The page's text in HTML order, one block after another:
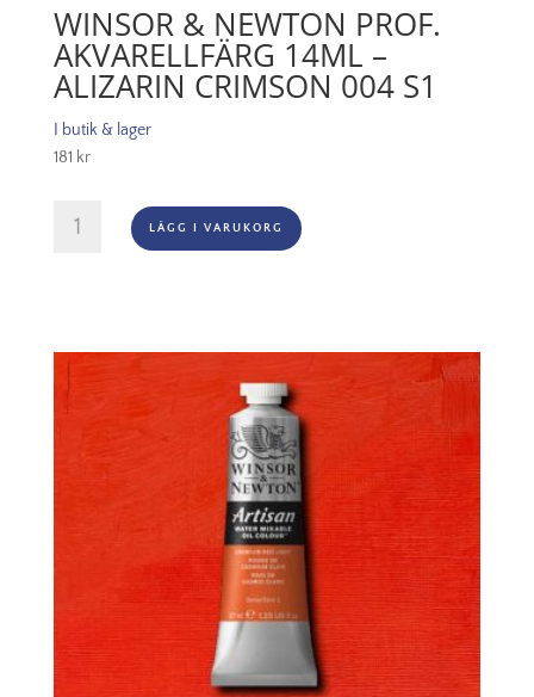
WINSOR & NEWTON PROF.
AKVARELLFÄRG 14ML –
ALIZARIN CRIMSON 004 S1
I butik & lager
181 kr
14ml
LÄGG I VARUKORG